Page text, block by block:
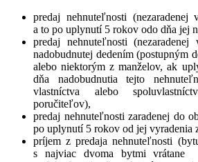
predaj nehnuteľnosti (nezaradenej
a to po uplynutí 5 rokov odo dňa jej
predaj nehnuteľnosti
nadobudnutej dedením (postupným
alebo niektorým z manželov, ak
dňa nadobudnutia tejto
vlastníctva alebo
poručiteľov),
predaj nehnuteľnosti zaradenej do
po uplynutí 5 rokov od jej vyradenia
príjem z predaja nehnuteľnosti
s najviac dvoma bytmi vrátane